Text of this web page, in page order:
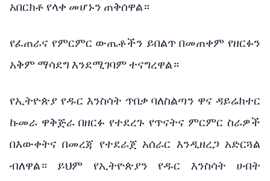
አበርክቶ የላቀ መሆኑን ጠቅሰዋል።
የፈጠራና የምርምር ውጤቶችን ይበልጥ በመጠቀም የዘርፉን
አቅም ማሳደግእንደሚገባምተናግረዋል።
የኢትዮጵያ የዱር እንስሳት ጥበቃ ባለስልጣን ዋና ዳይሬክተር
ኩመራ ዋቅጅራ በዘርፉ የተደረጉ የጥናትና ምርምር ስራዎች
በእውቀትና በመረጃ የተደራጀ አሰራር እንዲዘረጋ አድርጓል
ብለዋል።
ይህም የኢትዮጵያን የዱር እንስሳት
ሀብት